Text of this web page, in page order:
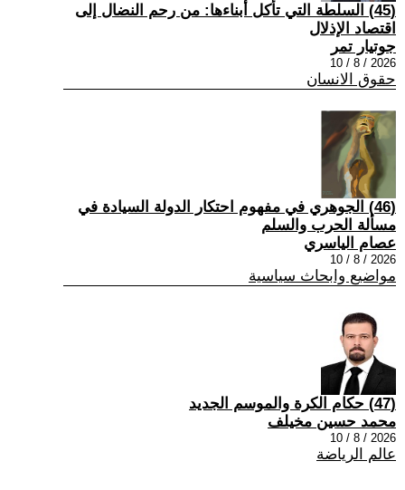
(45) السلطة التي تأكل أبناءها: من رحم النضال إلى
اقتصاد الإذلال
جوتيار تمر
2026 / 8 / 10
حقوق الانسان
(46) الجوهري في مفهوم احتكار الدولة السيادة في
مسألة الحرب والسلم
عصام الياسري
2026 / 8 / 10
مواضيع وابحاث سياسية
(47) حكام الكرة والموسم الجديد
محمد حسين مخيلف
2026 / 8 / 10
عالم الرياضة